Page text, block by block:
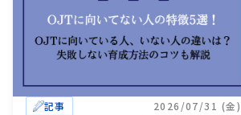
記事 2026/07/31 (金)